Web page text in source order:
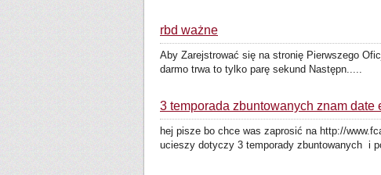
rbd ważne
Aby Zarejstrować się na stronię Pierwszego
darmo trwa to tylko parę sekund Następn.....
3 temporada zbuntowanych znam date
hej pisze bo chce was zaprosić na http://
ucieszy dotyczy 3 temporady zbuntowanych i